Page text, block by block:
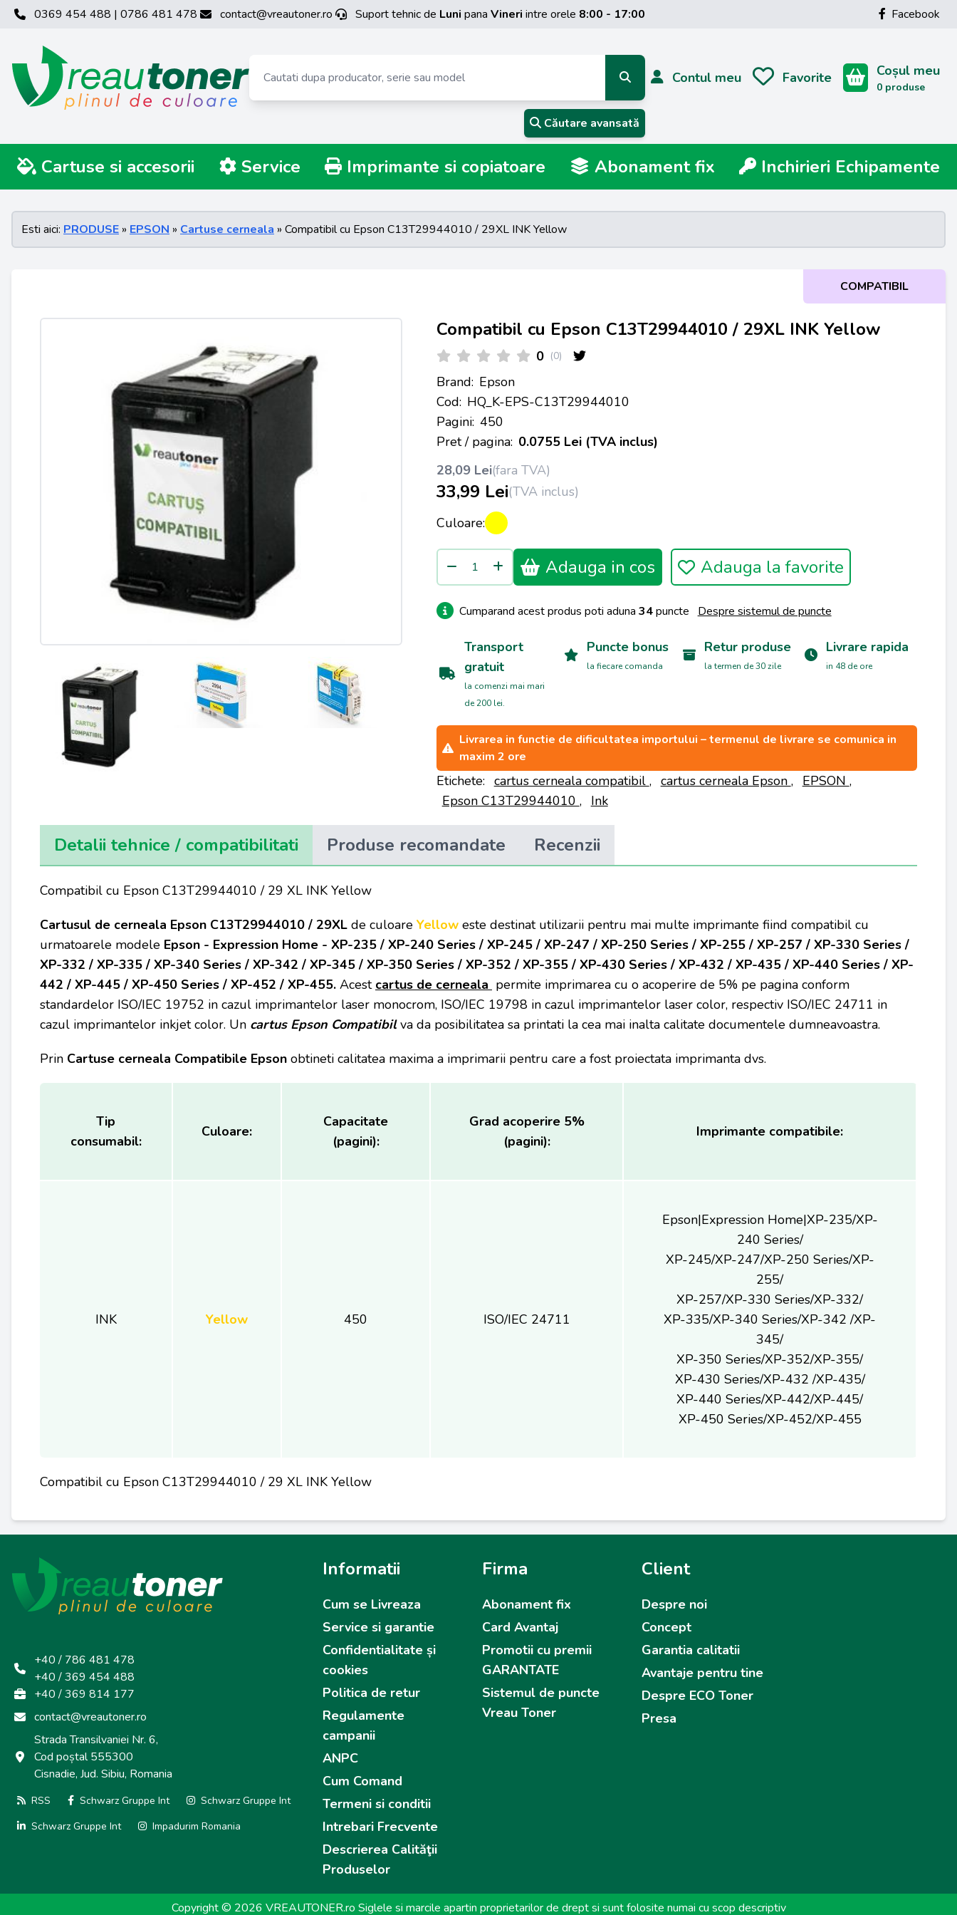
0369 454 488 | 0786 481 478 contact@vreautoner.ro Suport tehnic de Luni pana Vineri intre orele 8:00 - 17:00 Facebook
Căutare avansată
Contul meu Favorite Coșul meu
0 produse
Cartuse si accesorii Service Imprimante si copiatoare Abonament fix Inchirieri Echipamente
Esti aici: PRODUSE » EPSON » Cartuse cerneala » Compatibil cu Epson C13T29944010 / 29XL INK Yellow
COMPATIBIL
Compatibil cu Epson C13T29944010 / 29XL INK Yellow
0 (0)
Brand: Epson
Cod: HQ_K-EPS-C13T29944010
Pagini: 450
Pret / pagina: 0.0755 Lei (TVA inclus)
28,09 Lei(fara TVA)
33,99 Lei(TVA inclus)
Culoare:
Adauga in cos Adauga la favorite
Cumparand acest produs poti aduna 34puncte Despre sistemul de puncte
Transport
gratuit
la comenzi mai mari
de 200 lei.
Puncte bonus
la fiecare comanda
Retur produse
la termen de 30 zile
Livrare rapida
in 48 de ore
Livrarea in functie de dificultatea importului – termenul de livrare se comunica in
maxim 2 ore
Etichete: cartus cerneala compatibil , cartus cerneala Epson , EPSON ,
Epson C13T29944010 , Ink
Detalii tehnice / compatibilitati Produse recomandate Recenzii
Compatibil cu Epson C13T29944010 / 29 XL INK Yellow
Cartusul de cerneala Epson C13T29944010 / 29XL de culoare Yellow este destinat utilizarii pentru mai multe imprimante fiind compatibil cu
urmatoarele modele Epson - Expression Home - XP-235 / XP-240 Series / XP-245 / XP-247 / XP-250 Series / XP-255 / XP-257 / XP-330 Series /
XP-332 / XP-335 / XP-340 Series / XP-342 / XP-345 / XP-350 Series / XP-352 / XP-355 / XP-430 Series / XP-432 / XP-435 / XP-440 Series / XP-
442 / XP-445 / XP-450 Series / XP-452 / XP-455. Acest cartus de cerneala permite imprimarea cu o acoperire de 5% pe pagina conform
standardelor ISO/IEC 19752 in cazul imprimantelor laser monocrom, ISO/IEC 19798 in cazul imprimantelor laser color, respectiv ISO/IEC 24711 in
cazul imprimantelor inkjet color. Un cartus Epson Compatibilva da posibilitatea sa printati la cea mai inalta calitate documentele dumneavoastra.
Prin Cartuse cerneala Compatibile Epson obtineti calitatea maxima a imprimarii pentru care a fost proiectata imprimanta dvs.
Tip
consumabil:
Culoare:
Capacitate
(pagini):
Grad acoperire 5%
(pagini):
Imprimante compatibile:
INK Yellow 450 ISO/IEC 24711
Epson|Expression Home|XP-235/XP-
240 Series/
XP-245/XP-247/XP-250 Series/XP-
255/
XP-257/XP-330 Series/XP-332/
XP-335/XP-340 Series/XP-342 /XP-
345/
XP-350 Series/XP-352/XP-355/
XP-430 Series/XP-432 /XP-435/
XP-440 Series/XP-442/XP-445/
XP-450 Series/XP-452/XP-455
Compatibil cu Epson C13T29944010 / 29 XL INK Yellow
+40 / 786 481 478
+40 / 369 454 488
+40 / 369 814 177
contact@vreautoner.ro
Strada Transilvaniei Nr. 6,
Cod poștal 555300
Cisnadie, Jud. Sibiu, Romania
RSS Schwarz Gruppe Int
Schwarz Gruppe Int
Schwarz Gruppe Int
Impadurim Romania
Informatii
Cum se Livreaza
Service si garantie
Confidentialitate și
cookies
Politica de retur
Regulamente
campanii
ANPC
Cum Comand
Termeni si conditii
Intrebari Frecvente
Descrierea Calităţii
Produselor
Firma
Abonament fix
Card Avantaj
Promotii cu premii
GARANTATE
Sistemul de puncte
Vreau Toner
Client
Despre noi
Concept
Garantia calitatii
Avantaje pentru tine
Despre ECO Toner
Presa
Copyright © 2026 VREAUTONER.ro Siglele si marcile apartin proprietarilor de drept si sunt folosite numai cu scop descriptiv